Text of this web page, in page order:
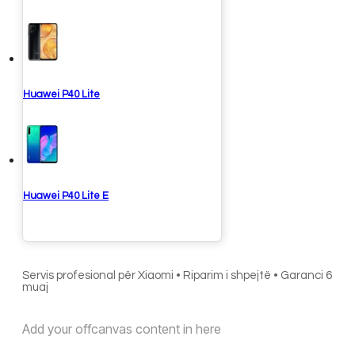
Huawei P40 Lite
Huawei P40 Lite E
Servis profesional për Xiaomi • Riparim i shpejtë • Garanci 6
muaj
Add your offcanvas content in here